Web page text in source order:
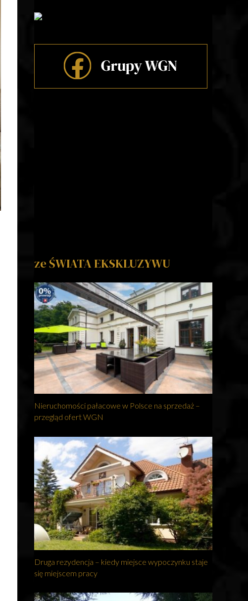
ze ŚWIATA EKSKLUZYWU
Nieruchomości pałacowe w Polsce na sprzedaż –
przegląd ofert WGN
Druga rezydencja – kiedy miejsce wypoczynku staje
się miejscem pracy